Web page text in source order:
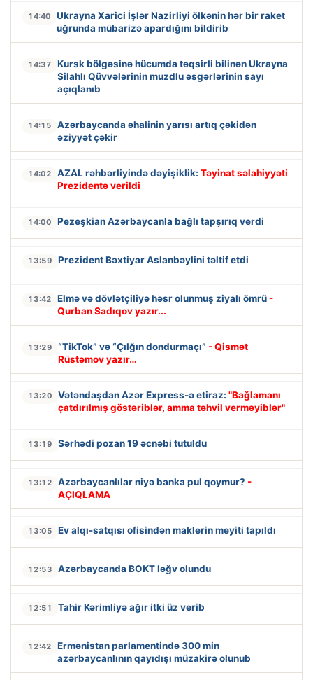
14:40
Ukrayna Xarici İşlər Nazirliyi ölkənin hər bir raket
uğrunda mübarizə apardığını bildirib
14:37
Kursk bölgəsinə hücumda təqsirli bilinən Ukrayna
Silahlı Qüvvələrinin muzdlu əsgərlərinin sayı
açıqlanıb
14:15
Azərbaycanda əhalinin yarısı artıq çəkidən
əziyyət çəkir
14:02 AZAL rəhbərliyində dəyişiklik: Təyinat səlahiyyəti
Prezidentə verildi
14:00 Pezeşkian Azərbaycanla bağlı tapşırıq verdi
13:59 Prezident Bəxtiyar Aslanbəylini təltif etdi
13:42 Elmə və dövlətçiliyə həsr olunmuş ziyalı ömrü -
Qurban Sadıqov yazır...
13:29 “TikTok” və “Çılğın dondurmaçı” - Qismət
Rüstəmov yazır…
13:20 Vətəndaşdan Azər Express-ə etiraz: "Bağlamanı
çatdırılmış göstəriblər, amma təhvil verməyiblər"
13:19 Sərhədi pozan 19 əcnəbi tutuldu
13:12 Azərbaycanlılar niyə banka pul qoymur? -
AÇIQLAMA
13:05 Ev alqı-satqısı ofisindən maklerin meyiti tapıldı
12:53 Azərbaycanda BOKT ləğv olundu
12:51 Tahir Kərimliyə ağır itki üz verib
12:42
Ermənistan parlamentində 300 min
azərbaycanlının qayıdışı müzakirə olunub